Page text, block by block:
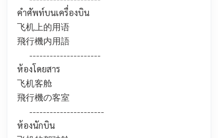
คำศัพท์บนเครื่องบิน
飞机上的用语
飛行機内用語
---------------------
ห้องโดยสาร
飞机客舱
飛行機の客室
----------------------
ห้องนักบิน